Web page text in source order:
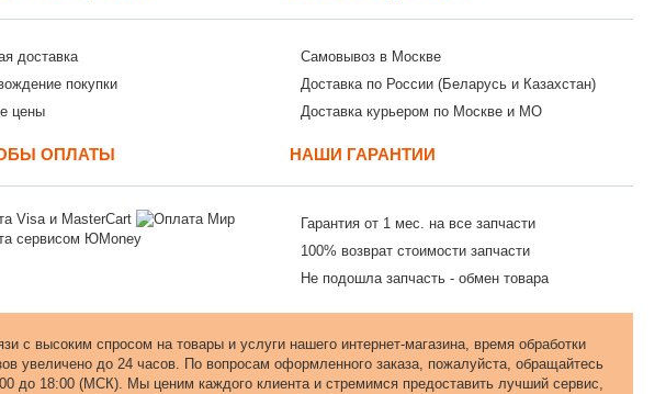
доставка
покупки
цены
Самовывоз в Москве
Доставка по России (Беларусь и Казахстан)
Доставка курьером по Москве и МО
ОПЛАТЫ НАШИ ГАРАНТИИ
Гарантия от 1 мес. на все запчасти
100% возврат стоимости запчасти
Не подошла запчасть - обмен товара
с высоким спросом на товары и услуги нашего интернет-магазина, время обработки
увеличено до 24 часов. По вопросам оформленного заказа, пожалуйста, обращайтесь
до 18:00 (МСК). Мы ценим каждого клиента и стремимся предоставить лучший сервис,